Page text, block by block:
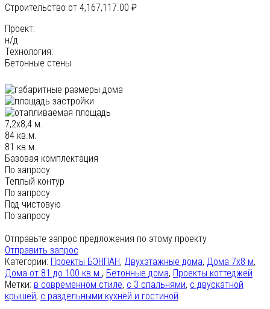
Строительство от 4,167,117.00 ₽
Проект:
н/д
Технология:
Бетонные стены
7,2х8,4 м.
84 кв.м.
81 кв.м.
Базовая комплектация
По запросу
Теплый контур
По запросу
Под чистовую
По запросу
Отправьте запрос предложения по этому проекту
Отправить запрос
Категории: Проекты БЭНПАН, Двухэтажные дома, Дома 7х8 м,
Дома от 81 до 100 кв.м., Бетонные дома, Проекты коттеджей
Метки: в современном стиле, с 3 спальнями, с двускатной
крышей, с раздельными кухней и гостиной